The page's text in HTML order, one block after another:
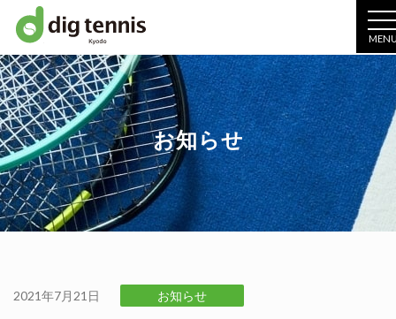
お知らせ
2021年7月21日 お知らせ